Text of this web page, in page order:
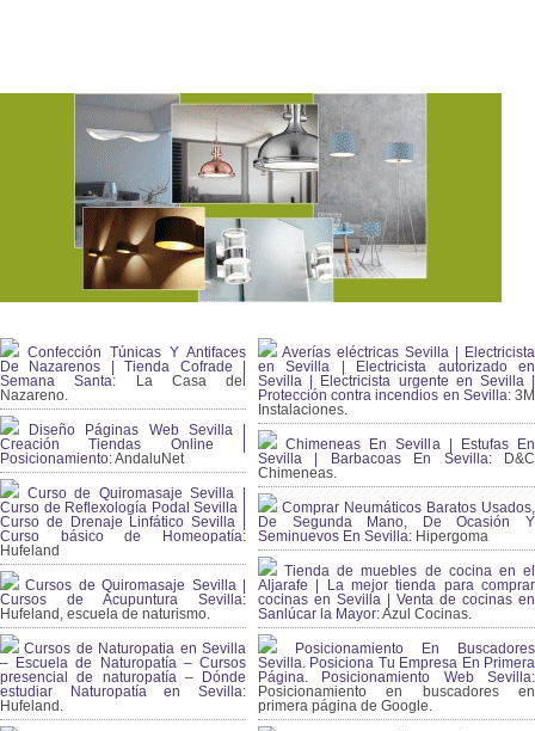
Confección Túnicas Y Antifaces
De Nazarenos | Tienda Cofrade |
Semana Santa: La Casa del
Nazareno.
Diseño Páginas Web Sevilla |
Creación Tiendas Online |
Posicionamiento:AndaluNet
Curso de Quiromasaje Sevilla |
Curso de Reflexología Podal Sevilla |
Curso de Drenaje Linfático Sevilla |
Curso básico de Homeopatía:
Hufeland
Cursos de Quiromasaje Sevilla |
Cursos de Acupuntura Sevilla:
Hufeland, escuela de naturismo.
Cursos de Naturopatia en Sevilla
– Escuela de Naturopatía – Cursos
presencial de naturopatía – Dónde
estudiar Naturopatía en Sevilla:
Hufeland.
Averías eléctricas Sevilla | Electricista
en Sevilla | Electricista autorizado en
Sevilla | Electricista urgente en Sevilla |
Protección contra incendios en Sevilla:3M
Instalaciones.
Chimeneas En Sevilla | Estufas En
Sevilla | Barbacoas En Sevilla:D&C
Chimeneas.
Comprar Neumáticos Baratos Usados,
De Segunda Mano, De Ocasión Y
Seminuevos En Sevilla: Hipergoma
Tienda de muebles de cocina en el
Aljarafe | La mejor tienda para comprar
cocinas en Sevilla | Venta de cocinas en
Sanlúcar la Mayor:Azul Cocinas.
Posicionamiento En Buscadores
Sevilla. Posiciona Tu Empresa En Primera
Página. Posicionamiento Web Sevilla:
Posicionamiento en buscadores en
primera página de Google.